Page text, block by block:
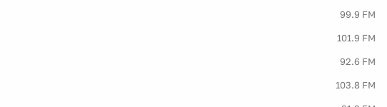
99.9 FM
101.9 FM
92.6 FM
103.8 FM